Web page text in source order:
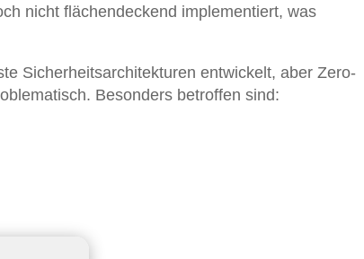
nicht flächendeckend implementiert, was
Sicherheitsarchitekturen entwickelt, aber Zero-
Besonders betroffen sind: